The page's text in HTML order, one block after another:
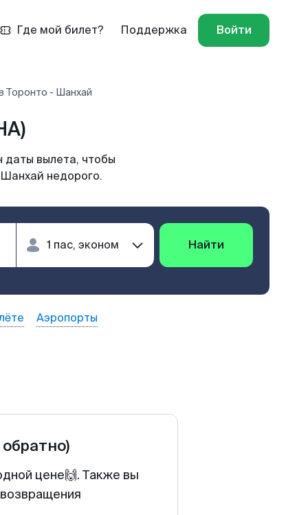
Где мой билет? Поддержка Войти
Торонто - Шанхай
вылета, чтобы
недорого.
Найти
Аэропорты
цене🙌. Также вы